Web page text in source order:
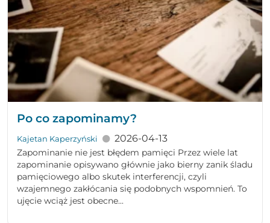
Po co zapominamy?
Kajetan Kaperzyński 2026-04-13
Zapominanie nie jest błędem pamięci Przez wiele lat
zapominanie opisywano głównie jako bierny zanik śladu
pamięciowego albo skutek interferencji, czyli
wzajemnego zakłócania się podobnych wspomnień. To
ujęcie wciąż jest obecne...